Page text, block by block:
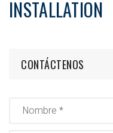
INSTALLATION
CONTÁCTENOS